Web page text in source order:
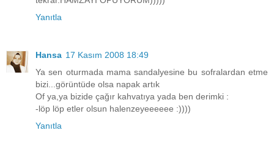
Yanıtla
Hansa 17 Kasım 2008 18:49
Ya sen oturmada mama sandalyesine bu sofralardan etme
bizi...görüntüde olsa napak artık
Of ya,ya bizide çağır kahvatıya yada ben derimki :
-löp löp etler olsun halenzeyeeeeee :))))
Yanıtla